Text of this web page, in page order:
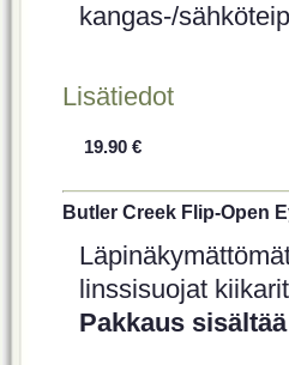
kangas-/
Lisätiedot
19.90 €
Butler Creek Flip-Open
linssisuojat
Pakkaus